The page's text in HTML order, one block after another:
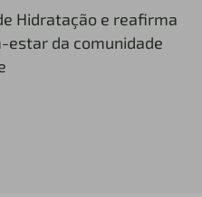
Hidratação e reafirma
estar da comunidade